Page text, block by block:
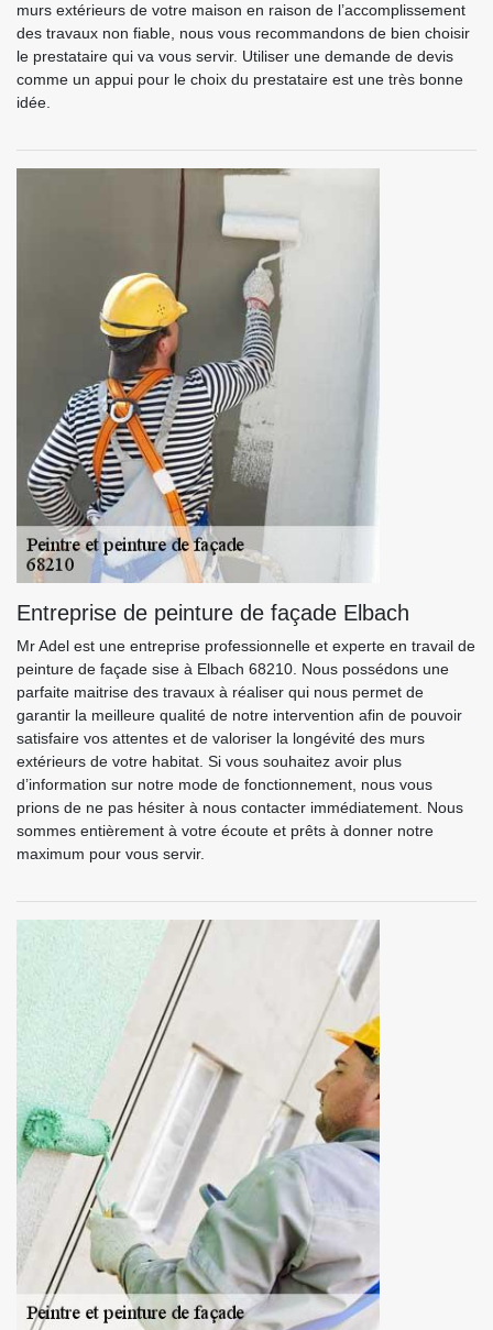
murs extérieurs de votre maison en raison de l’accomplissement
des travaux non fiable, nous vous recommandons de bien choisir
le prestataire qui va vous servir. Utiliser une demande de devis
comme un appui pour le choix du prestataire est une très bonne
idée.
Entreprise de peinture de façade Elbach
Mr Adel est une entreprise professionnelle et experte en travail de
peinture de façade sise à Elbach 68210. Nous possédons une
parfaite maitrise des travaux à réaliser qui nous permet de
garantir la meilleure qualité de notre intervention afin de pouvoir
satisfaire vos attentes et de valoriser la longévité des murs
extérieurs de votre habitat. Si vous souhaitez avoir plus
d’information sur notre mode de fonctionnement, nous vous
prions de ne pas hésiter à nous contacter immédiatement. Nous
sommes entièrement à votre écoute et prêts à donner notre
maximum pour vous servir.